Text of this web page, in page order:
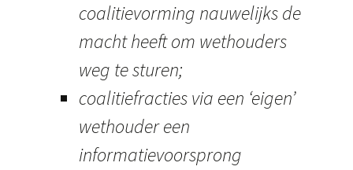
coalitievorming nauwelijks de
macht heeft om wethouders
weg te sturen;
coalitiefracties via een ‘eigen’
wethouder een
informatievoorsprong